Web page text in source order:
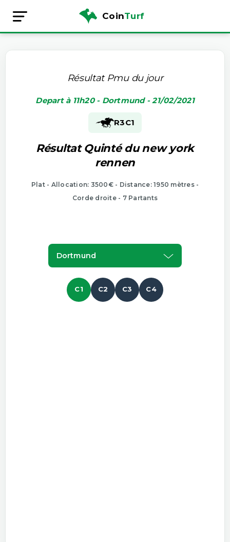
CoinTurf
Résultat Pmu du jour
Depart à 11h20 - Dortmund - 21/02/2021
R3C1
Résultat Quinté du new york
rennen
Plat - Allocation: 3500€ - Distance: 1950 mètres -
Corde droite - 7 Partants
Dortmund
C1 C2 C3 C4